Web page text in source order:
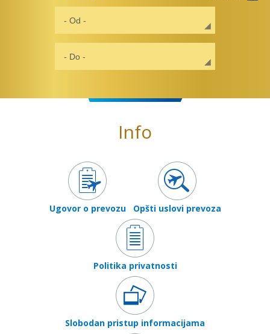
Info
Ugovor o prevozu Opšti uslovi prevoza
Politika privatnosti
Slobodan pristup informacijama